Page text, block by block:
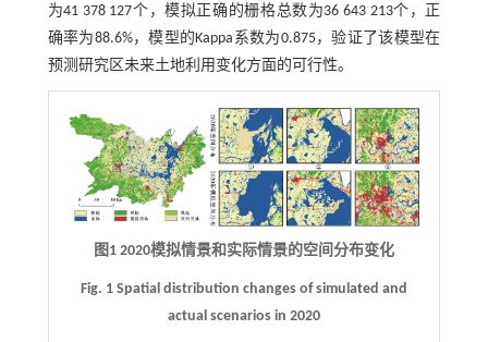
为41 378 127个，模拟正确的栅格总数为36 643 213个，正
确率为88.6%，模型的Kappa系数为0.875，验证了该模型在
预测研究区未来土地利用变化方面的可行性。
图1 2020模拟情景和实际情景的空间分布变化
Fig. 1 Spatial distribution changes of simulated and
actual scenarios in 2020